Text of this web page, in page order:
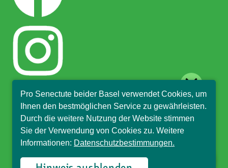
© Pro Senectute beider Basel, 2018
Pro Senectute beider Basel verwendet Cookies, um
Ihnen den bestmöglichen Service zu gewährleisten.
Durch die weitere Nutzung der Website stimmen
Sie der Verwendung von Cookies zu. Weitere
Informationen: Datenschutzbestimmungen.
Hallo, ich bin Sophia und
beantworte gerne Ihre
Fragen.
close